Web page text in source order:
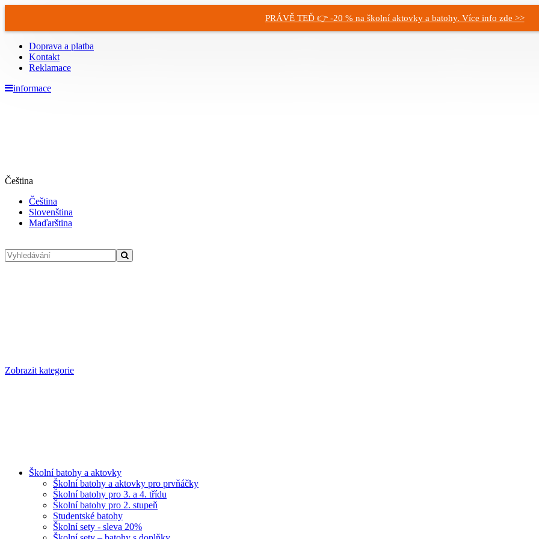
PRÁVĚ TEĎ 👉 -20 % na školní aktovky a batohy. Více info zde >>
Doprava a platba
Kontakt
Reklamace
informace
Čeština
Čeština
Slovenština
Maďarština
Zobrazit kategorie
Školní batohy a aktovky
Školní batohy a aktovky pro prvňáčky
Školní batohy pro 3. a 4. třídu
Školní batohy pro 2. stupeň
Studentské batohy
Školní sety - sleva 20%